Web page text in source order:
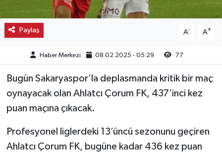
Paylaş A- A+
Haber Merkezi 08.02.2025 - 05:29 77
Bugün Sakaryaspor’la deplasmanda kritik bir maç
oynayacak olan Ahlatcı Çorum FK, 437’inci kez
puan maçına çıkacak.
Profesyonel liglerdeki 13’üncü sezonunu geçiren
Ahlatcı Çorum FK, bugüne kadar 436 kez puan
Kargı
Oğuzlar
Osmancık